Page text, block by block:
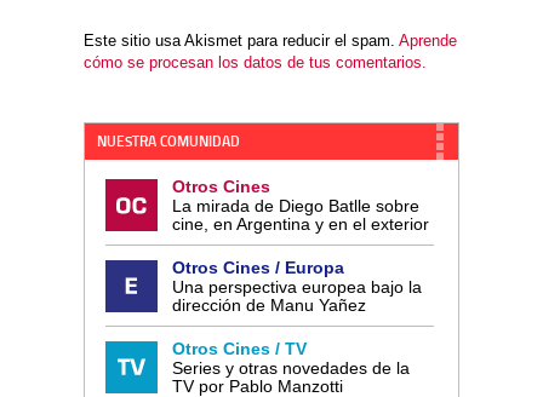
Este sitio usa Akismet para reducir el spam. Aprende
cómo se procesan los datos de tus comentarios.
NUESTRA COMUNIDAD
Otros Cines
La mirada de Diego Batlle sobre
cine, en Argentina y en el exterior
Otros Cines / Europa
Una perspectiva europea bajo la
dirección de Manu Yañez
Otros Cines / TV
Series y otras novedades de la
TV por Pablo Manzotti